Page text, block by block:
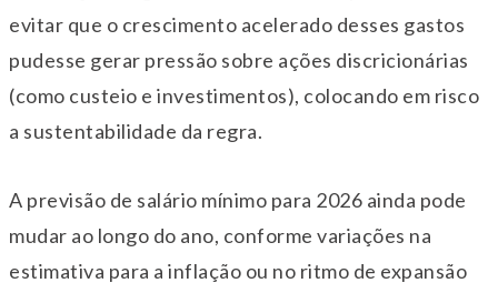
evitar que o crescimento acelerado desses gastos
pudesse gerar pressão sobre ações discricionárias
(como custeio e investimentos), colocando em risco
a sustentabilidade da regra.
A previsão de salário mínimo para 2026 ainda pode
mudar ao longo do ano, conforme variações na
estimativa para a inflação ou no ritmo de expansão